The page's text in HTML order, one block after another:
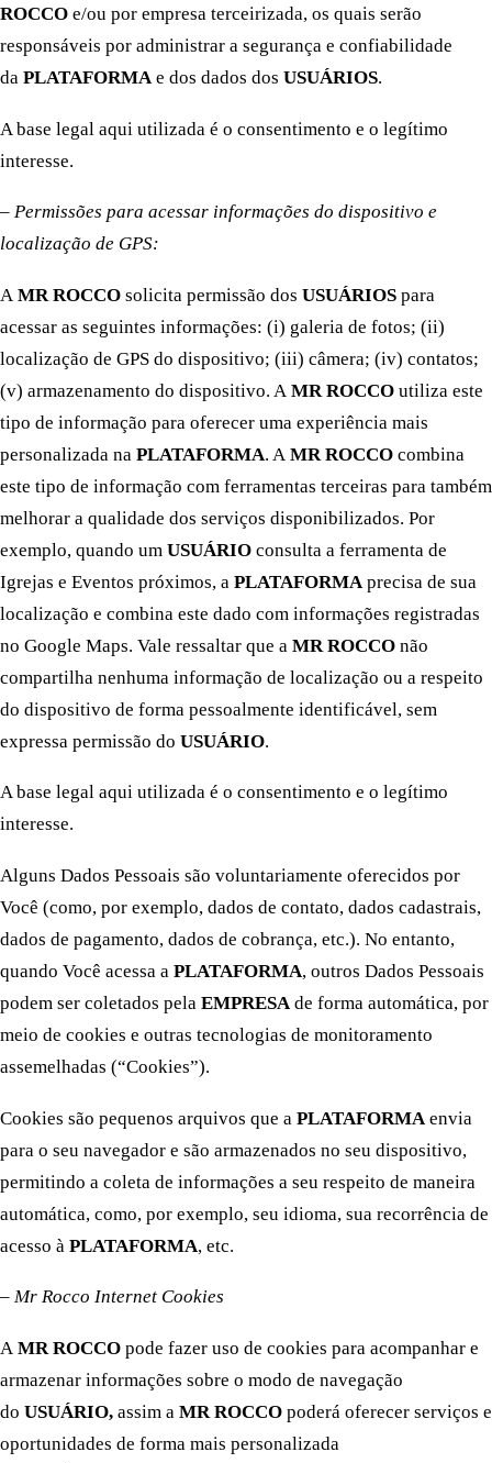
ROCCO e/ou por empresa terceirizada, os quais serão
responsáveis por administrar a segurança e confiabilidade
da PLATAFORMAe dos dados dos USUÁRIOS.
A base legal aqui utilizada é o consentimento e o legítimo
interesse.
– Permissões para acessar informações do dispositivo e
localização de GPS:
A MR ROCCO solicita permissão dos USUÁRIOS para
acessar as seguintes informações: (i) galeria de fotos; (ii)
localização de GPS do dispositivo; (iii) câmera; (iv) contatos;
(v) armazenamento do dispositivo. A MR ROCCO utiliza este
tipo de informação para oferecer uma experiência mais
personalizada na PLATAFORMA. A MR ROCCO combina
este tipo de informação com ferramentas terceiras para também
melhorar a qualidade dos serviços disponibilizados. Por
exemplo, quando um USUÁRIO consulta a ferramenta de
Igrejas e Eventos próximos, a PLATAFORMAprecisa de sua
localização e combina este dado com informações registradas
no Google Maps. Vale ressaltar que a MR ROCCO não
compartilha nenhuma informação de localização ou a respeito
do dispositivo de forma pessoalmente identificável, sem
expressa permissão do USUÁRIO.
A base legal aqui utilizada é o consentimento e o legítimo
interesse.
Alguns Dados Pessoais são voluntariamente oferecidos por
Você (como, por exemplo, dados de contato, dados cadastrais,
dados de pagamento, dados de cobrança, etc.). No entanto,
quando Você acessa a PLATAFORMA, outros Dados Pessoais
podem ser coletados pela EMPRESAde forma automática, por
meio de cookies e outras tecnologias de monitoramento
assemelhadas (“Cookies”).
Cookies são pequenos arquivos que a PLATAFORMA envia
para o seu navegador e são armazenados no seu dispositivo,
permitindo a coleta de informações a seu respeito de maneira
automática, como, por exemplo, seu idioma, sua recorrência de
acesso à PLATAFORMA, etc.
– Mr Rocco Internet Cookies
A MR ROCCO pode fazer uso de cookies para acompanhar e
armazenar informações sobre o modo de navegação
do USUÁRIO, assim a MR ROCCO poderá oferecer serviços e
oportunidades de forma mais personalizada